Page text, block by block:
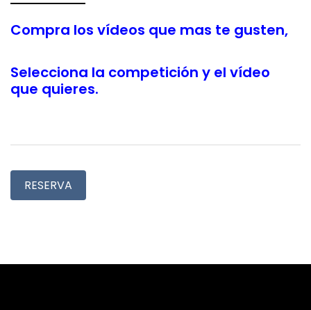
Compra los vídeos que mas te gusten,
Selecciona la competición y el vídeo
que quieres.
RESERVA